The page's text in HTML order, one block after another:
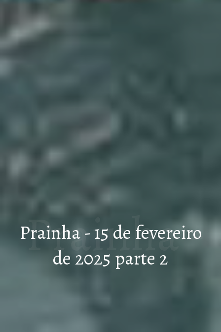
Prainha - 15 de fevereiro
de 2025 parte 2
Prainha -
15 de